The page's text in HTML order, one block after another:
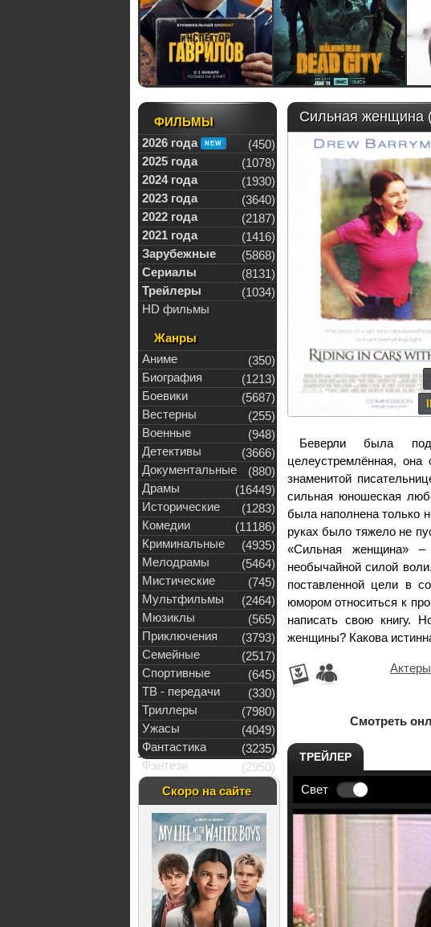
Сильная женщина
Беверли была
целеустремлённая,
знаменитой
сильная юношеская
была наполнена только
руках было тяжело не
«Сильная женщина» –
необычайной силой
поставленной цели в
юмором относиться к
написать свою книгу.
женщины? Какова
Смотреть
ТРЕЙЛЕР
Свет
ФИЛЬМЫ
2026 года
(450)
2025 года
(1078)
2024 года
(1930)
2023 года
(3640)
2022 года
(2187)
2021 года
(1416)
Зарубежные
(5868)
Сериалы
(8131)
Трейлеры
(1034)
HD фильмы
Жанры
Аниме
(350)
Биография
(1213)
Боевики
(5687)
Вестерны
(255)
Военные
(948)
Детективы
(3666)
Документальные
(880)
Драмы
(16449)
Исторические
(1283)
Комедии
(11186)
Криминальные
(4935)
Мелодрамы
(5464)
Мистические
(745)
Мультфильмы
(2464)
Мюзиклы
(565)
Приключения
(3793)
Семейные
(2517)
Спортивные
(645)
ТВ - передачи
(330)
Триллеры
(7980)
Ужасы
(4049)
Фантастика
(3235)
Фэнтези
(2950)
Скоро на сайте